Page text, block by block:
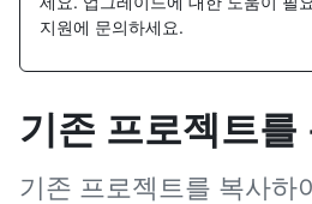
지원에 문의하세요.
기존 프로젝트를
기존 프로젝트를 복사하